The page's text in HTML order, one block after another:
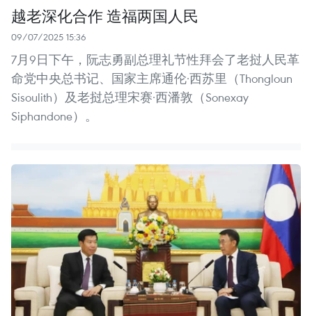
越老深化合作 造福两国人民
09/07/2025 15:36
7月9日下午，阮志勇副总理礼节性拜会了老挝人民革
命党中央总书记、国家主席通伦·西苏里（Thongloun
Sisoulith）及老挝总理宋赛·西潘敦（Sonexay
Siphandone）。